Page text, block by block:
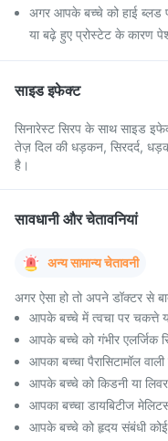
अगर आपके बच्चे को हाई ब्लड
या बढ़े हुए प्रोस्टेट के कारण
साइड इफेक्ट
सिनारेस्ट सिरप के साथ साइड
तेज़ दिल की धड़कन, सिरदर्द,
है।
सावधानी और चेतावनियां
अन्य सामान्य चेतावनी
अगर ऐसा हो तो अपने डॉक्टर से
आपके बच्चे में त्वचा पर चकत्ते
आपके बच्चे को गंभीर एलर्जिक
आपका बच्चा पैरासिटामॉल
आपके बच्चे को किडनी या
आपका बच्चा डायबिटीज
आपके बच्चे को हृदय संबंधी